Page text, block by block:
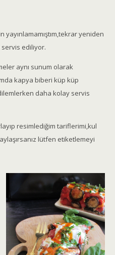
yeniden
servis ediliyor.
aynı sunum olarak
kapya biberi küp küp
daha kolay servis
resimlediğim tariflerimi,kul
lütfen etiketlemeyi